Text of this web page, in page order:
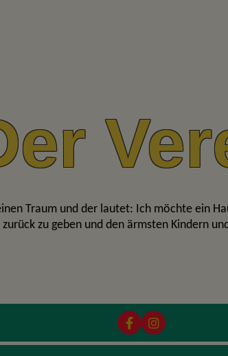
Traum und der lautet: Ich möchte ein
zu geben und den ärmsten Kindern